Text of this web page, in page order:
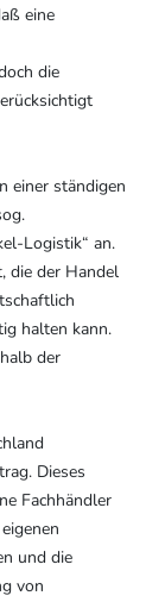
eine
die
einer ständigen
Logistik“ an.
die der Handel
halten kann.
der
Dieses
Fachhändler
und die
von